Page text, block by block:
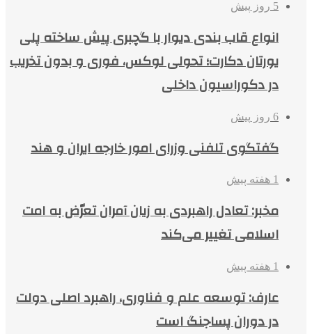
5 روز پیش
انواع قاب بندی دیوار با گچبری پیش ساخته پلی
یورتان دکارت؛ تحولی لوکس، فوری و بدون تخریب
در دکوراسیون داخلی
6 روز پیش
گفتگوی تلفنی وزرای امور خارجه ایران و هند
1 هفته پیش
مخبر: تعادل راهبردی به زیان آمران تعرّض به امت
اسلامی تغییر می‌کند
1 هفته پیش
عارف: توسعه علم و فناوری، راهبرد اصلی دولت
در دوران پساجنگ است